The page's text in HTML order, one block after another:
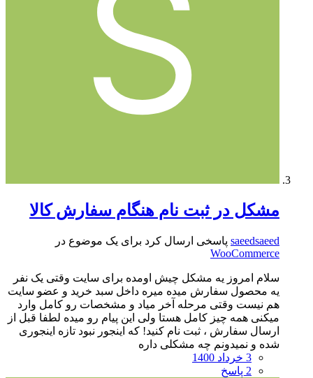
مشکل در ثبت نام هنگام سفارش کالا
saeedsaeed پاسخی ارسال کرد برای یک موضوع در
WooCommerce
سلام امروز یه مشکل چیش اومده برای سایت وقتی یک نفر
یه محصول سفارش میده میره داخل سبد خرید و عضو سایت
هم نیست وقتی مرحله آخر میاد و مشخصات رو کامل وارد
میکنی همه چیز کامل هستا ولی این پیام رو میده لطفا قبل از
ارسال سفارش ، ثبت نام کنید! که اینجور نبود تازه اینجوری
شده و نمیدونم چه مشکلی داره
3 خرداد 1400
2 پاسخ